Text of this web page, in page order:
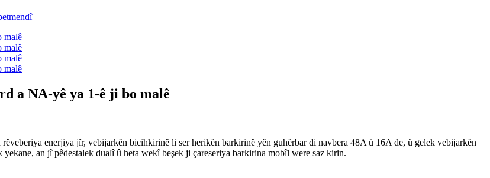
a NA-yê ya 1-ê ji bo malê
enerjiya jîr, vebijarkên bicihkirinê li ser herikên barkirinê yên guhêrbar di navbera 48A û 16A de, û gelek vebijarkên
an jî pêdestalek dualî û heta wekî beşek ji çareseriya barkirina mobîl were saz kirin.